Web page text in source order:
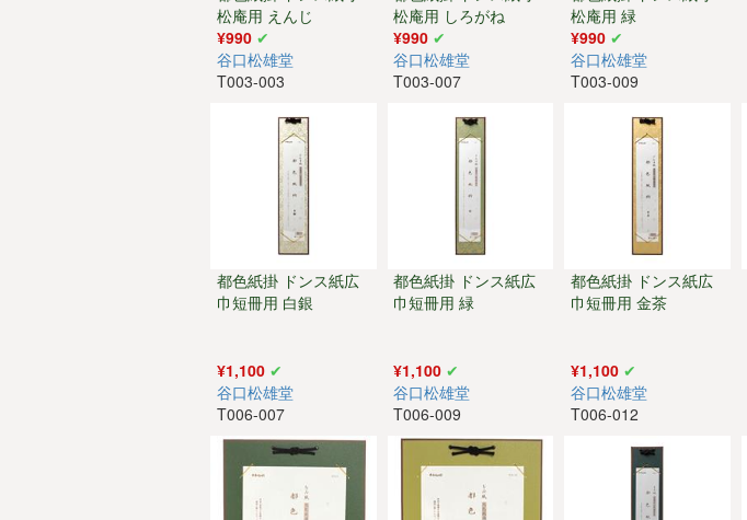
松庵用 えんじ
¥990
谷口松雄堂
T003-003
松庵用 しろがね
¥990
谷口松雄堂
T003-007
松庵用 緑
¥990
谷口松雄堂
T003-009
都色紙掛 ドンス紙広
巾短冊用 白銀
¥1,100
谷口松雄堂
T006-007
都色紙掛 ドンス紙広
巾短冊用 緑
¥1,100
谷口松雄堂
T006-009
都色紙掛 ドンス紙広
巾短冊用 金茶
¥1,100
谷口松雄堂
T006-012